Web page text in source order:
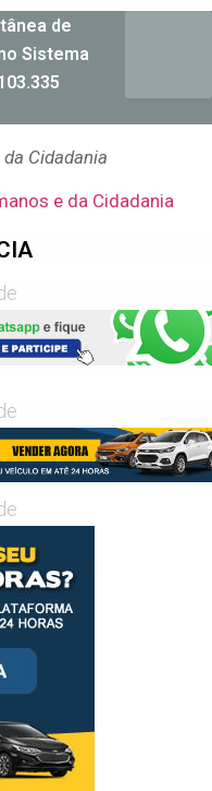
de
Sistema
Cidadania
e da Cidadania